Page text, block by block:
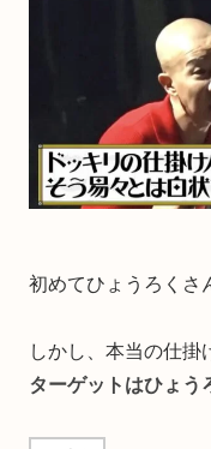
初めてひょうろくさ
しかし、本当の仕掛
ターゲットはひょう